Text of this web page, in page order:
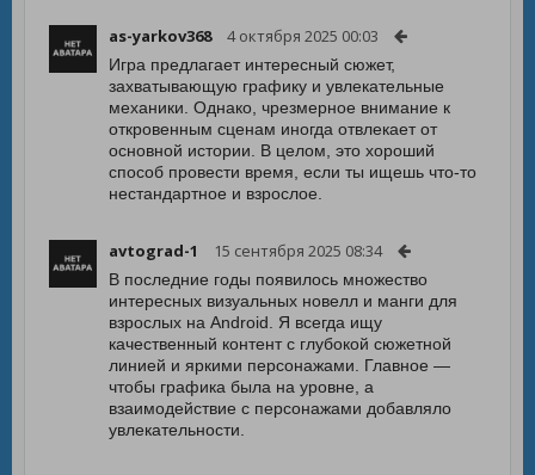
as-yarkov368 4 октября 2025 00:03
Игра предлагает интересный сюжет,
захватывающую графику и увлекательные
механики. Однако, чрезмерное внимание к
откровенным сценам иногда отвлекает от
основной истории. В целом, это хороший
способ провести время, если ты ищешь что-то
нестандартное и взрослое.
avtograd-1 15 сентября 2025 08:34
В последние годы появилось множество
интересных визуальных новелл и манги для
взрослых на Android. Я всегда ищу
качественный контент с глубокой сюжетной
линией и яркими персонажами. Главное —
чтобы графика была на уровне, а
взаимодействие с персонажами добавляло
увлекательности.